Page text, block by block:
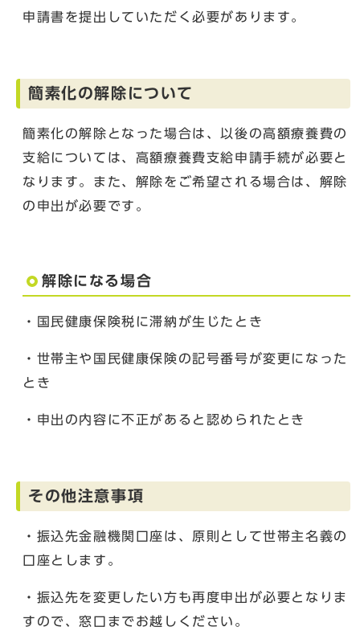
申請書を提出していただく必要があります。
簡素化の解除について
簡素化の解除となった場合は、以後の高額療養費の
支給については、高額療養費支給申請手続が必要と
なります。また、解除をご希望される場合は、解除
の申出が必要です。
解除になる場合
・国民健康保険税に滞納が生じたとき
・世帯主や国民健康保険の記号番号が変更になった
とき
・申出の内容に不正があると認められたとき
その他注意事項
・振込先金融機関口座は、原則として世帯主名義の
口座とします。
・振込先を変更したい方も再度申出が必要となりま
すので、窓口までお越しください。